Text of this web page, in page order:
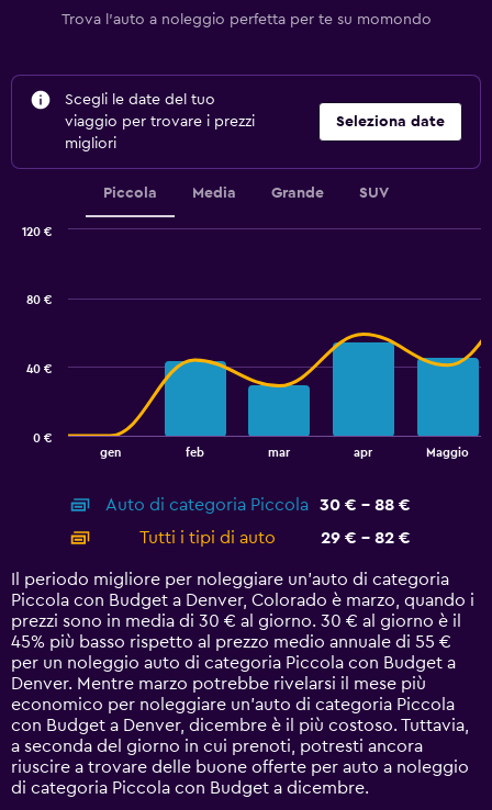
Trova l'auto a noleggio perfetta per te su momondo
Scegli le date del tuo
viaggio per trovare i prezzi
migliori
Seleziona date
Piccola Media Grande SUV
displaying
categories.
14
categories.
The
chart
has
1
Y
axis
displaying
values.
Range:
0
gen feb mar apr Maggio
0 €
40 €
80 €
120 €
Auto di categoria Piccola
30 € - 88 €
Tutti i tipi di auto
29 € - 82 €
Il periodo migliore per noleggiare un'auto di categoria
Piccola con Budget a Denver, Colorado è marzo, quando i
prezzi sono in media di 30 € al giorno. 30 € al giorno è il
45% più basso rispetto al prezzo medio annuale di 55 €
per un noleggio auto di categoria Piccola con Budget a
Denver. Mentre marzo potrebbe rivelarsi il mese più
economico per noleggiare un'auto di categoria Piccola
con Budget a Denver, dicembre è il più costoso. Tuttavia,
a seconda del giorno in cui prenoti, potresti ancora
riuscire a trovare delle buone offerte per auto a noleggio
di categoria Piccola con Budget a dicembre.